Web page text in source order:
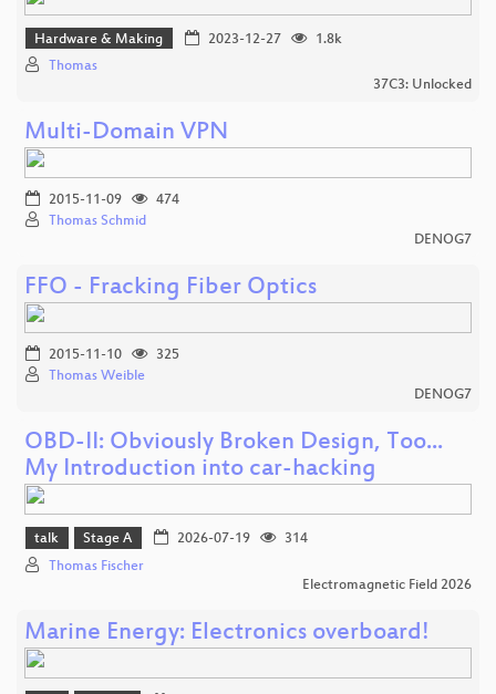
Hardware & Making 2023-12-27
1.8k
Thomas
37C3: Unlocked
Multi-Domain VPN
2015-11-09
474
Thomas Schmid
DENOG7
FFO - Fracking Fiber Optics
2015-11-10
325
Thomas Weible
DENOG7
OBD-II: Obviously Broken Design, Too...
My Introduction into car-hacking
talk Stage A 2026-07-19
314
Thomas Fischer
Electromagnetic Field 2026
Marine Energy: Electronics overboard!